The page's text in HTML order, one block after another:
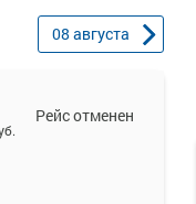
08 августа
Рейс отменен